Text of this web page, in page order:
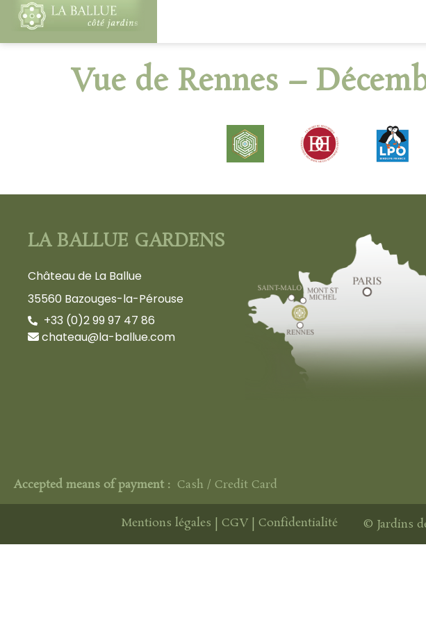
Vue de Rennes –
LA BALLUE GARDENS
Château de La Ballue
35560 Bazouges-la-Pérouse
+33 (0)2 99 97 47 86
chateau@la-ballue.com
Accepted means of payment : Cash / Credit Card
Mentions légales |CGV |Confidentialité © Jardins